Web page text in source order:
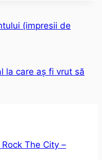
(impresii de
la care aș fi vrut să